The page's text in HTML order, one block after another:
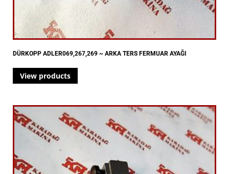
DÜRKOPP ADLER069,267,269 ~ ARKA TERS FERMUAR AYAĞI
View products